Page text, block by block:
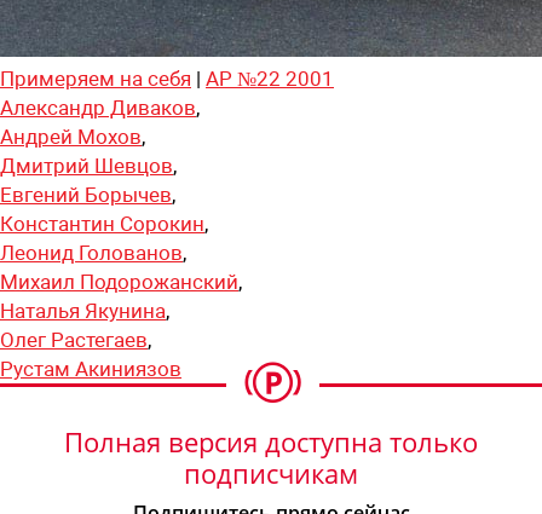
Примеряем на себя | АР №22 2001
Александр Диваков,
Андрей Мохов,
Дмитрий Шевцов,
Евгений Борычев,
Константин Сорокин,
Леонид Голованов,
Михаил Подорожанский,
Наталья Якунина,
Олег Растегаев,
Рустам Акиниязов
Полная версия доступна только
подписчикам